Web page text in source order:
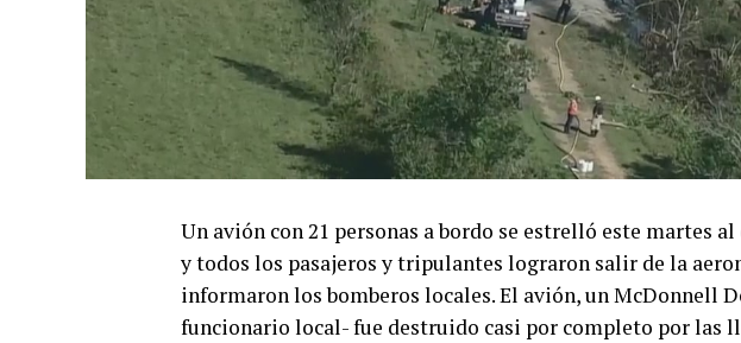
Un avión con 21 personas a bordo se estrelló este martes
y todos los pasajeros y tripulantes lograron salir de la
informaron los bomberos locales. El avión, un McDonnell
funcionario local- fue destruido casi por completo por las